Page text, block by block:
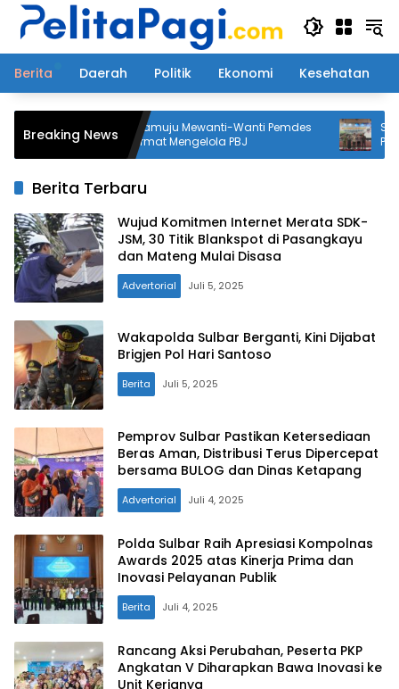
Langsung
Berita
Daerah Politik Ekonomi Kesehatan
Breaking NewsBupati Mamuju Mewanti-Wanti Pemdes
Agar Cermat Mengelola PBJ
Sinergi
Pangan,
Berita Terbaru
Wujud Komitmen Internet Merata SDK-
JSM, 30 Titik Blankspot di Pasangkayu
dan Mateng Mulai Disasa
Advertorial Juli 5, 2025
Wakapolda Sulbar Berganti, Kini Dijabat
Brigjen Pol Hari Santoso
Berita Juli 5, 2025
Pemprov Sulbar Pastikan Ketersediaan
Beras Aman, Distribusi Terus Dipercepat
bersama BULOG dan Dinas Ketapang
Advertorial Juli 4, 2025
pelitapagi.comPolda Sulbar Raih Apresiasi Kompolnas
Awards 2025 atas Kinerja Prima dan
Inovasi Pelayanan Publik
Berita Juli 4, 2025
Rancang Aksi Perubahan, Peserta PKP
Angkatan V Diharapkan Bawa Inovasi ke